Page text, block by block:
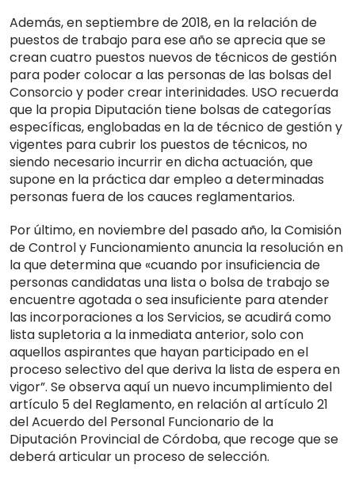
Además, en septiembre de 2018, en la relación de
puestos de trabajo para ese año se aprecia que se
crean cuatro puestos nuevos de técnicos de gestión
para poder colocar a las personas de las bolsas del
Consorcio y poder crear interinidades. USO recuerda
que la propia Diputación tiene bolsas de categorías
específicas, englobadas en la de técnico de gestión y
vigentes para cubrir los puestos de técnicos, no
siendo necesario incurrir en dicha actuación, que
supone en la práctica dar empleo a determinadas
personas fuera de los cauces reglamentarios.
Por último, en noviembre del pasado año, la Comisión
de Control y Funcionamiento anuncia la resolución en
la que determina que «cuando por insuficiencia de
personas candidatas una lista o bolsa de trabajo se
encuentre agotada o sea insuficiente para atender
las incorporaciones a los Servicios, se acudirá como
lista supletoria a la inmediata anterior, solo con
aquellos aspirantes que hayan participado en el
proceso selectivo del que deriva la lista de espera en
vigor”. Se observa aquí un nuevo incumplimiento del
artículo 5 del Reglamento, en relación al artículo 21
del Acuerdo del Personal Funcionario de la
Diputación Provincial de Córdoba, que recoge que se
deberá articular un proceso de selección.